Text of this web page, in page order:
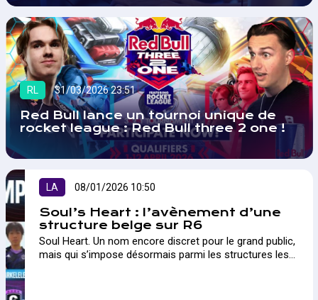
RL 31/03/2026 23:51
Red Bull lance un tournoi unique de
rocket league : Red Bull three 2 one !
LA 08/01/2026 10:50
Soul’s Heart : l’avènement d’une
structure belge sur R6
Soul Heart. Un nom encore discret pour le grand public,
mais qui s’impose désormais parmi les structures les